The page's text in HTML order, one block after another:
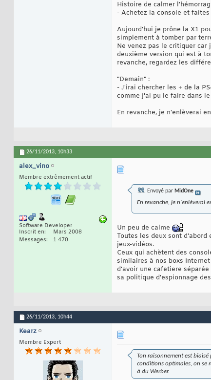
Histoire de calmer
- Achetez la console et
Aujourd'hui je prône la X1
simplement à tomber par
Ne venez pas le critiquer car
deuxième version qui est à
revanche, regardez les
"Demain" :
- J'irai chercher les + de la
comme j'ai pu le faire dans
En revanche, je n'enlèverai
26/11/2013, 10h33
alex_vino
Membre extrêmement actif
Software Developer
Inscrit en
Mars 2008
Messages
1 470
Envoyé par MidOne
En revanche, je n'enlèverai
Un peu de calme
Toutes les deux sont
jeux-vidéos.
Ceux qui achètent des
similaires à nos boxs
d'avoir une cafetiere
sa politique d'espionnage
26/11/2013, 10h44
Kearz
Membre Expert
Ton raisonnement est
conditions optimales, on se
à du Werber.